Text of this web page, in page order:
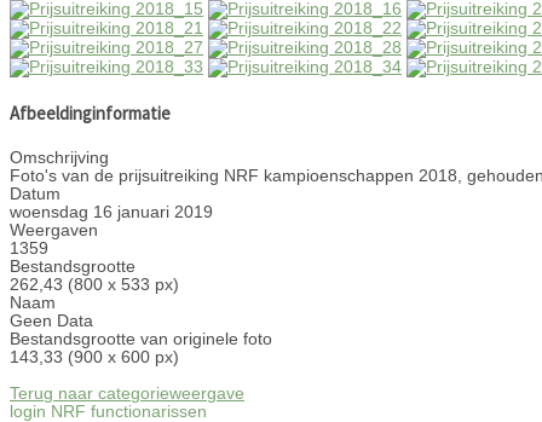
Afbeeldinginformatie
Omschrijving
Foto's van de prijsuitreiking NRF kampioenschappen 2018,
Datum
woensdag 16 januari 2019
Weergaven
1359
Bestandsgrootte
262,43 (800 x 533 px)
Naam
Geen Data
Bestandsgrootte van originele foto
143,33 (900 x 600 px)
Terug naar categorieweergave
login NRF functionarissen